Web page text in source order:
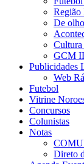
Região
De
Cultura
GCM
Publicidades
Web
Futebol
Vitrine
Concursos
Colunistas
Notas
Direto